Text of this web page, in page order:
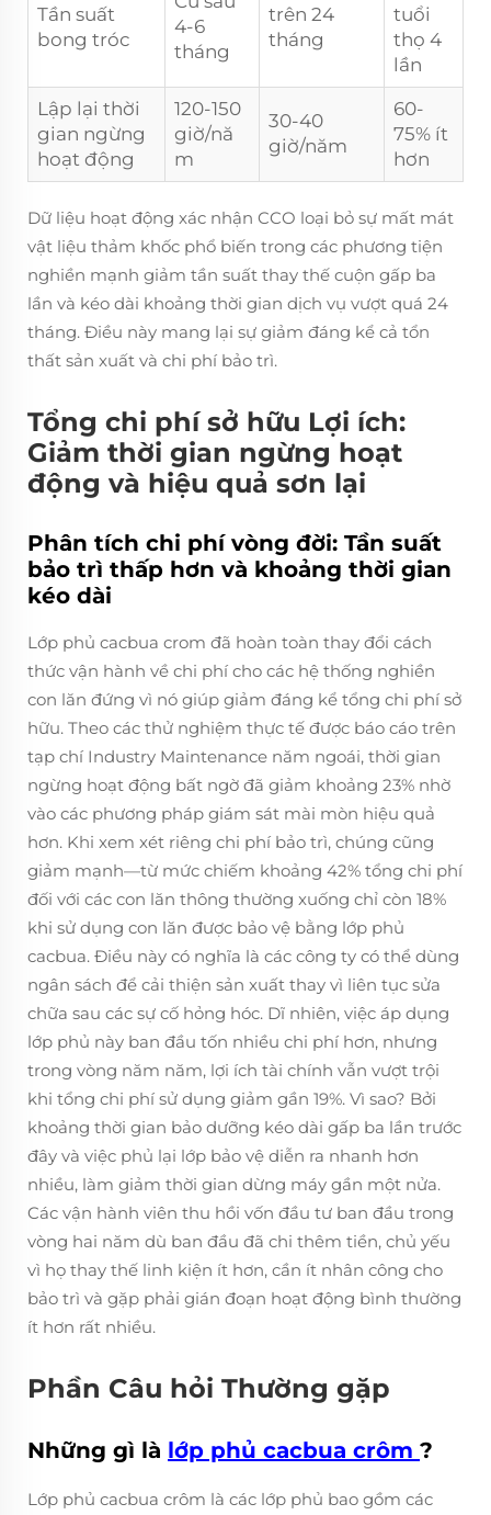
Tần suất
bong tróc
4-6
tháng
trên 24
tháng
tuổi
thọ 4
lần
Lập lại thời
gian ngừng
hoạt động
120-150
giờ/nă
m
30-40
giờ/năm
60-
75% ít
hơn
Dữ liệu hoạt động xác nhận CCO loại bỏ sự mất mát
vật liệu thảm khốc phổ biến trong các phương tiện
nghiền mạnh giảm tần suất thay thế cuộn gấp ba
lần và kéo dài khoảng thời gian dịch vụ vượt quá 24
tháng. Điều này mang lại sự giảm đáng kể cả tổn
thất sản xuất và chi phí bảo trì.
Tổng chi phí sở hữu Lợi ích:
Giảm thời gian ngừng hoạt
động và hiệu quả sơn lại
Phân tích chi phí vòng đời: Tần suất
bảo trì thấp hơn và khoảng thời gian
kéo dài
Lớp phủ cacbua crom đã hoàn toàn thay đổi cách
thức vận hành về chi phí cho các hệ thống nghiền
con lăn đứng vì nó giúp giảm đáng kể tổng chi phí sở
hữu. Theo các thử nghiệm thực tế được báo cáo trên
tạp chí Industry Maintenance năm ngoái, thời gian
ngừng hoạt động bất ngờ đã giảm khoảng 23% nhờ
vào các phương pháp giám sát mài mòn hiệu quả
hơn. Khi xem xét riêng chi phí bảo trì, chúng cũng
giảm mạnh—từ mức chiếm khoảng 42% tổng chi phí
đối với các con lăn thông thường xuống chỉ còn 18%
khi sử dụng con lăn được bảo vệ bằng lớp phủ
cacbua. Điều này có nghĩa là các công ty có thể dùng
ngân sách để cải thiện sản xuất thay vì liên tục sửa
chữa sau các sự cố hỏng hóc. Dĩ nhiên, việc áp dụng
lớp phủ này ban đầu tốn nhiều chi phí hơn, nhưng
trong vòng năm năm, lợi ích tài chính vẫn vượt trội
khi tổng chi phí sử dụng giảm gần 19%. Vì sao? Bởi
khoảng thời gian bảo dưỡng kéo dài gấp ba lần trước
đây và việc phủ lại lớp bảo vệ diễn ra nhanh hơn
nhiều, làm giảm thời gian dừng máy gần một nửa.
Các vận hành viên thu hồi vốn đầu tư ban đầu trong
vòng hai năm dù ban đầu đã chi thêm tiền, chủ yếu
vì họ thay thế linh kiện ít hơn, cần ít nhân công cho
bảo trì và gặp phải gián đoạn hoạt động bình thường
ít hơn rất nhiều.
Phần Câu hỏi Thường gặp
Những gì là lớp phủ cacbua crôm ?
Lớp phủ cacbua crôm là các lớp phủ bao gồm các